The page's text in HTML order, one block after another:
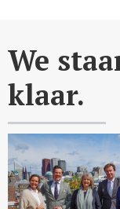
We
klaar.